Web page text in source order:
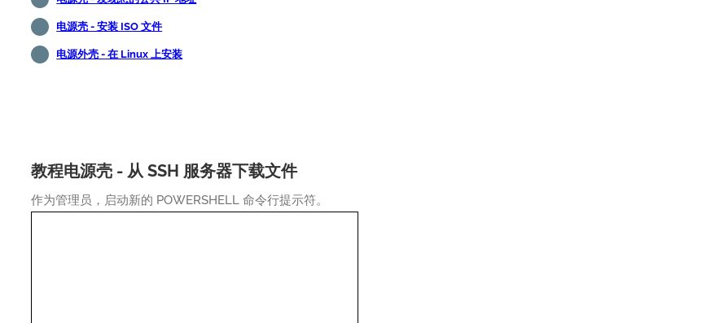
电源壳 - 安装 ISO 文件
电源外壳 - 在 Linux 上安装
教程电源壳 - 从 SSH 服务器下载文件
作为管理员，启动新的 POWERSHELL 命令行提示符。